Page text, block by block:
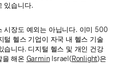
있습니다.
시장도 예외는 아닙니다. 이미 500
털 헬스 기업이 자국 내 헬스 기술
습니다. 디지털 헬스 및 개인 건강
을 해온 Garmin Israel(Ronlight)은